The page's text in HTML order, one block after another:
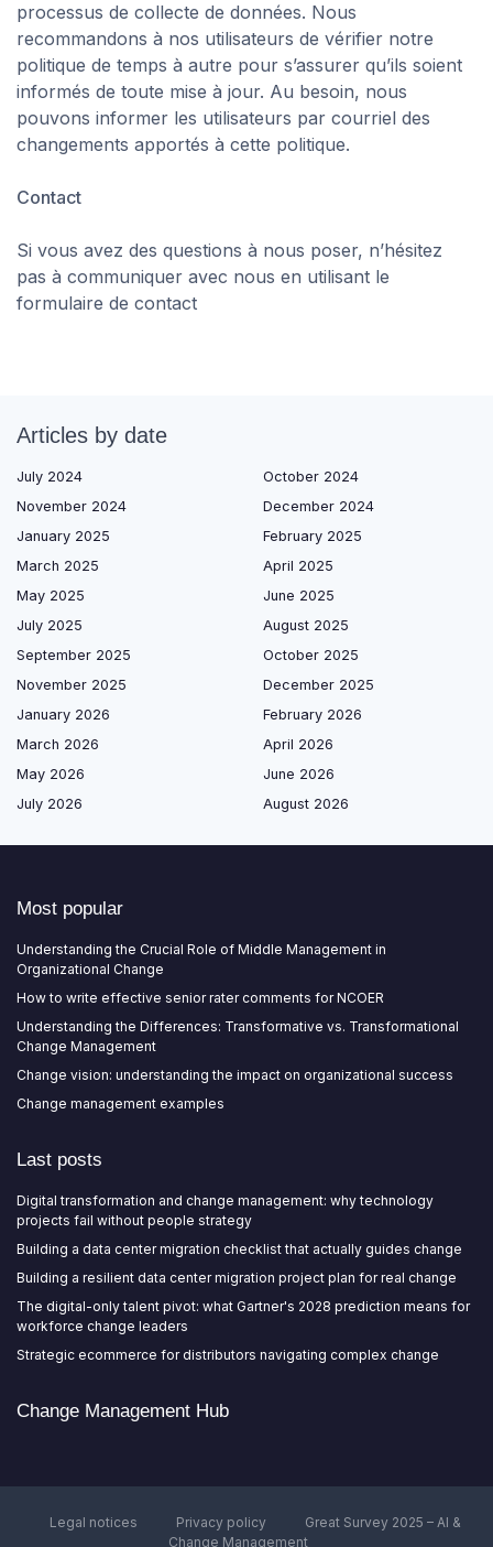
processus de collecte de données. Nous
recommandons à nos utilisateurs de vérifier notre
politique de temps à autre pour s’assurer qu’ils soient
informés de toute mise à jour. Au besoin, nous
pouvons informer les utilisateurs par courriel des
changements apportés à cette politique.
Contact
Si vous avez des questions à nous poser, n’hésitez
pas à communiquer avec nous en utilisant le
formulaire de contact
Articles by date
July 2024
October 2024
November 2024
December 2024
January 2025
February 2025
March 2025
April 2025
May 2025
June 2025
July 2025
August 2025
September 2025
October 2025
November 2025
December 2025
January 2026
February 2026
March 2026
April 2026
May 2026
June 2026
July 2026
August 2026
Most popular
Understanding the Crucial Role of Middle Management in
Organizational Change
How to write effective senior rater comments for NCOER
Understanding the Differences: Transformative vs. Transformational
Change Management
Change vision: understanding the impact on organizational success
Change management examples
Last posts
Digital transformation and change management: why technology
projects fail without people strategy
Building a data center migration checklist that actually guides change
Building a resilient data center migration project plan for real change
The digital-only talent pivot: what Gartner's 2028 prediction means for
workforce change leaders
Strategic ecommerce for distributors navigating complex change
Change Management Hub
Legal notices Privacy policy
Great Survey 2025 – AI &
Change Management